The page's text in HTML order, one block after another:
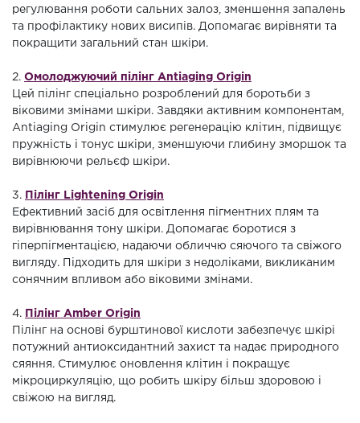
регулювання роботи сальних залоз, зменшення запалень
та профілактику нових висипів. Допомагає вирівняти та
покращити загальний стан шкіри.
2. Омолоджуючий пілінг Antiaging Origin
Цей пілінг спеціально розроблений для боротьби з
віковими змінами шкіри. Завдяки активним компонентам,
Antiaging Origin стимулює регенерацію клітин, підвищує
пружність і тонус шкіри, зменшуючи глибину зморшок та
вирівнюючи рельєф шкіри.
3. Пілінг Lightening Origin
Ефективний засіб для освітлення пігментних плям та
вирівнювання тону шкіри. Допомагає боротися з
гіперпігментацією, надаючи обличчю сяючого та свіжого
вигляду. Підходить для шкіри з недоліками, викликаним
сонячним впливом або віковими змінами.
4. Пілінг Amber Origin
Пілінг на основі бурштинової кислоти забезпечує шкірі
потужний антиоксидантний захист та надає природного
сяяння. Стимулює оновлення клітин і покращує
мікроциркуляцію, що робить шкіру більш здоровою і
свіжою на вигляд.